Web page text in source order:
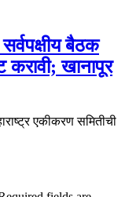
बैठक
करावी; खानापूर
एकीकरण समितीची